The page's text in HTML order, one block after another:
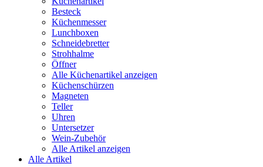
Besteck
Küchenmesser
Lunchboxen
Schneidebretter
Strohhalme
Öffner
Alle Küchenartikel anzeigen
Küchenschürzen
Magneten
Teller
Uhren
Untersetzer
Wein-Zubehör
Alle Artikel anzeigen
Alle Artikel